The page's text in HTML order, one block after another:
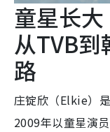
童星长大
从TVB
路
庄锭欣（Elkie）
2009年以童星演